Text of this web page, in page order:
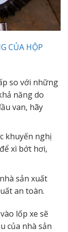
CỦA HỘP
so với những
năng do
van, hãy
khuyến nghị
xì bớt hơi,
sản xuất
an toàn.
lốp xe sẽ
của nhà sản